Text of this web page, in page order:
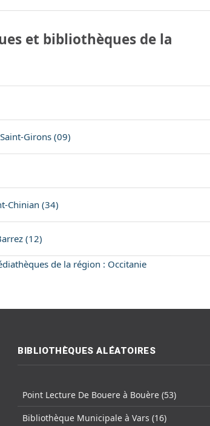
et bibliothèques de la
Girons (09)
Chinian (34)
(12)
de la région : Occitanie
BIBLIOTHÈQUES ALÉATOIRES
Point Lecture De Bouere à Bouère (53)
Bibliothèque Municipale à Vars (16)